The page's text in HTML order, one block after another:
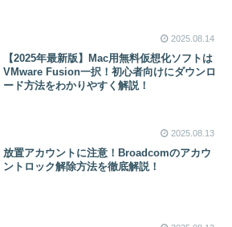
2025.08.14
【2025年最新版】Mac用無料仮想化ソフトは
VMware Fusion一択！初心者向けにダウンロ
ード方法をわかりやすく解説！
2025.08.13
放置アカウントに注意！Broadcomのアカウ
ントロック解除方法を徹底解説！